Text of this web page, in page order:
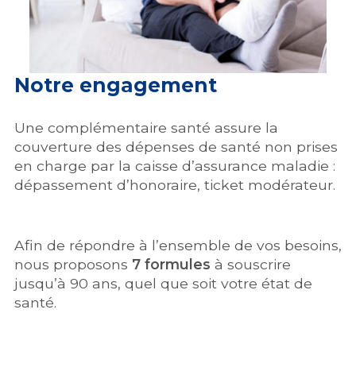
Notre engagement
Une complémentaire santé assure la
couverture des dépenses de santé non prises
en charge par la caisse d’assurance maladie :
dépassement d’honoraire, ticket modérateur.
Afin de répondre à l’ensemble de vos besoins,
nous proposons 7 formules à souscrire
jusqu’à 90 ans, quel que soit votre état de
santé.